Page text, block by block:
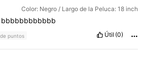
Color: Negro / Largo de la Peluca: 18 inch
bbbbbbbbbbbb
puntos Útil (0)